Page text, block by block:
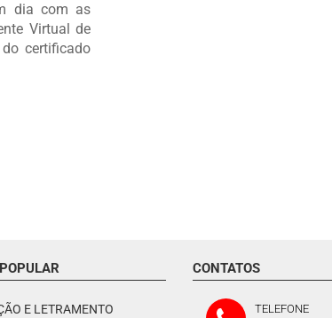
dia com as
Virtual de
certificado
E LETRAMENTO
CONTATOS
TELEFONE